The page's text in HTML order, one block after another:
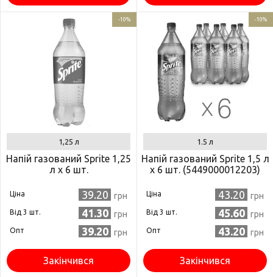
-10%
1,25 л
Напій газований Sprite 1,25
л x 6 шт.
Ціна 39.20 грн
Від 3 шт. 41.30 грн
Опт 39.20 грн
Закінчився
-10%
1.5 л
Напій газований Sprite 1,5 л
x 6 шт. (5449000012203)
Ціна 43.20 грн
Від 3 шт. 45.60 грн
Опт 43.20 грн
Закінчився